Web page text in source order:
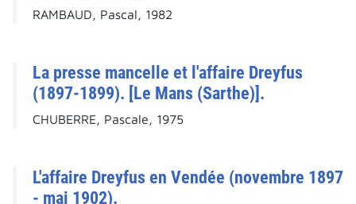
RAMBAUD, Pascal, 1982
La presse mancelle et l'affaire Dreyfus
(1897-1899). [Le Mans (Sarthe)].
CHUBERRE, Pascale, 1975
L'affaire Dreyfus en Vendée (novembre 1897
- mai 1902).